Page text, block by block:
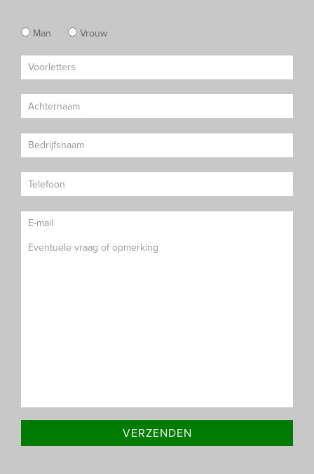
Man Vrouw